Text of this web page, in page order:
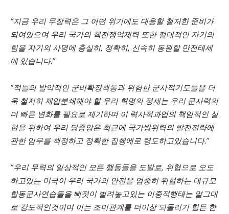
“지금 우리 무장력은 그 어떤 위기에도 대응할 철저한 준비가
되여있으며 우리 국가의 핵전쟁억제력 또한 절대적인 자기의
힘을 자기의 사명에 충실히, 정확히, 신속히 동원할 만전태세
에 있습니다.”
“적들의 발악적인 군비확장책동과 위험한 군사적기도들을 더
욱 철저히 제압분쇄해야 할 우리 혁명의 정세는 우리 군사력의
더 빠른 변화를 필요로 제기하며 이 력사적과업의 책임적인 실
현을 위하여 우리 당중앙은 최근에 국가방위력의 발전전략에
관한 임무를 책정하고 정확한 집행에로 령도하고있습니다.”
“우리 무력의 일상적인 모든 행동들을 도발로, 위협으로 오도
하고있는 미국이 우리 국가의 안전을 엄중히 위협하는 대규모
합동군사연습들을 뻐젓이 벌려놓고있는 이중적행태는 말그대
로 강도적인것이며 이는 조미관계를 더이상 되돌리기 힘든 한